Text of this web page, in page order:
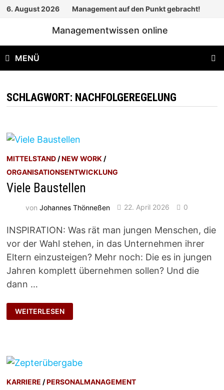
Zum
6. August 2026 Management auf den Punkt gebracht!
Managementwissen online
MENÜ
SCHLAGWORT: NACHFOLGEREGELUNG
MITTELSTAND /NEW WORK /
ORGANISATIONSENTWICKLUNG
Viele Baustellen
vonJohannes Thönneßen 22. April 2026 0
INSPIRATION: Was rät man jungen Menschen, die
vor der Wahl stehen, in das Unternehmen ihrer
Eltern einzusteigen? Mehr noch: Die es in jungen
Jahren komplett übernehmen sollen? Und die
dann …
VIELE
BAUSTELLEN
WEITERLESEN
KARRIERE /PERSONALMANAGEMENT